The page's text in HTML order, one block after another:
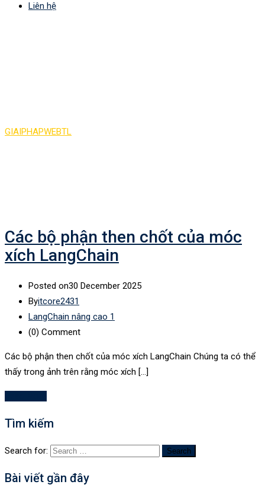
Liên hệ
GIAIPHAPWEBTL
Các bộ phận then chốt của móc
xích LangChain
Posted on30 December 2025
Byitcore2431
LangChain nâng cao 1
(0) Comment
Các bộ phận then chốt của móc xích LangChain Chúng ta có thể
thấy trong ảnh trên rằng móc xích […]
Tìm kiếm
Search for:
Bài viết gần đây